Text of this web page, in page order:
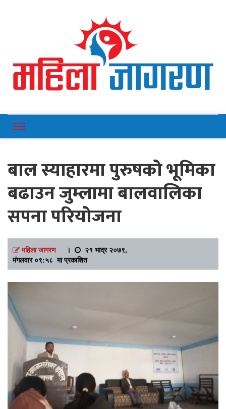
Mahilajagaran
बाल स्याहारमा पुरुषको भूमिका
बढाउन जुम्लामा बालवालिका
सपना परियोजना
महिला जागरण।
२१ भाद्र २०७९,
मंगलवार ०९:५८ मा प्रकाशित